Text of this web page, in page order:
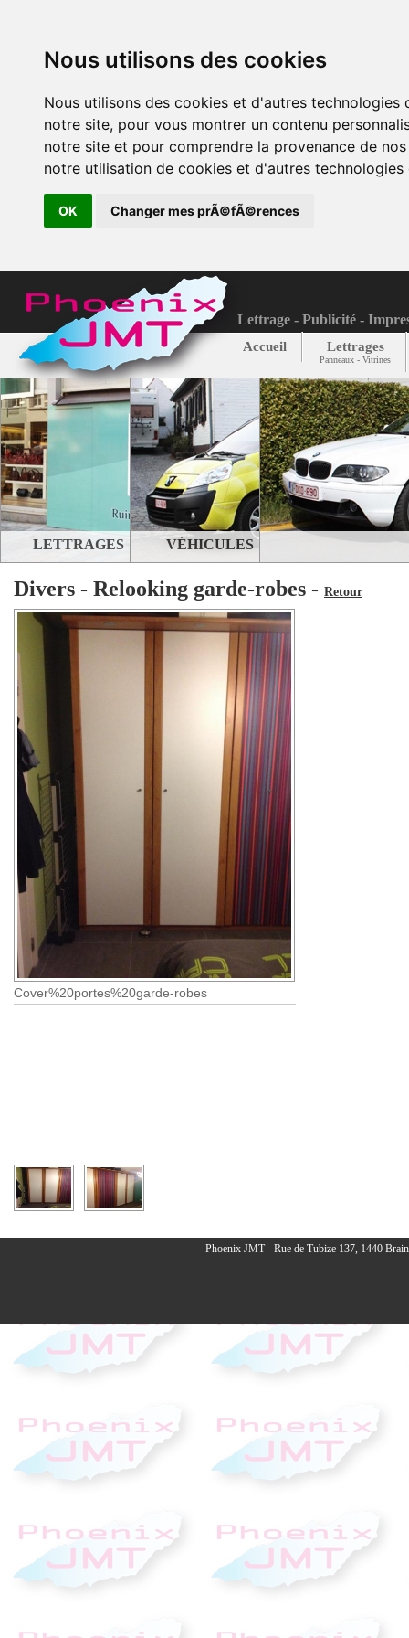
Nous utilisons des cookies
Nous utilisons des cookies et d'autres
notre site, pour vous montrer un contenu
notre site et pour comprendre la provenance de
notre utilisation de cookies et d'autres technologies
OK Changer mes prÃ©fÃ©rences
Lettrage - Publicité -
Accueil Lettrages
Panneaux - Vitrines
LETTRAGES VÉHICULES
STANDS
Divers - Relooking garde-robes - Retour
Cover%20portes%20garde-robes
Phoenix JMT - Rue de Tubize 137, 1440